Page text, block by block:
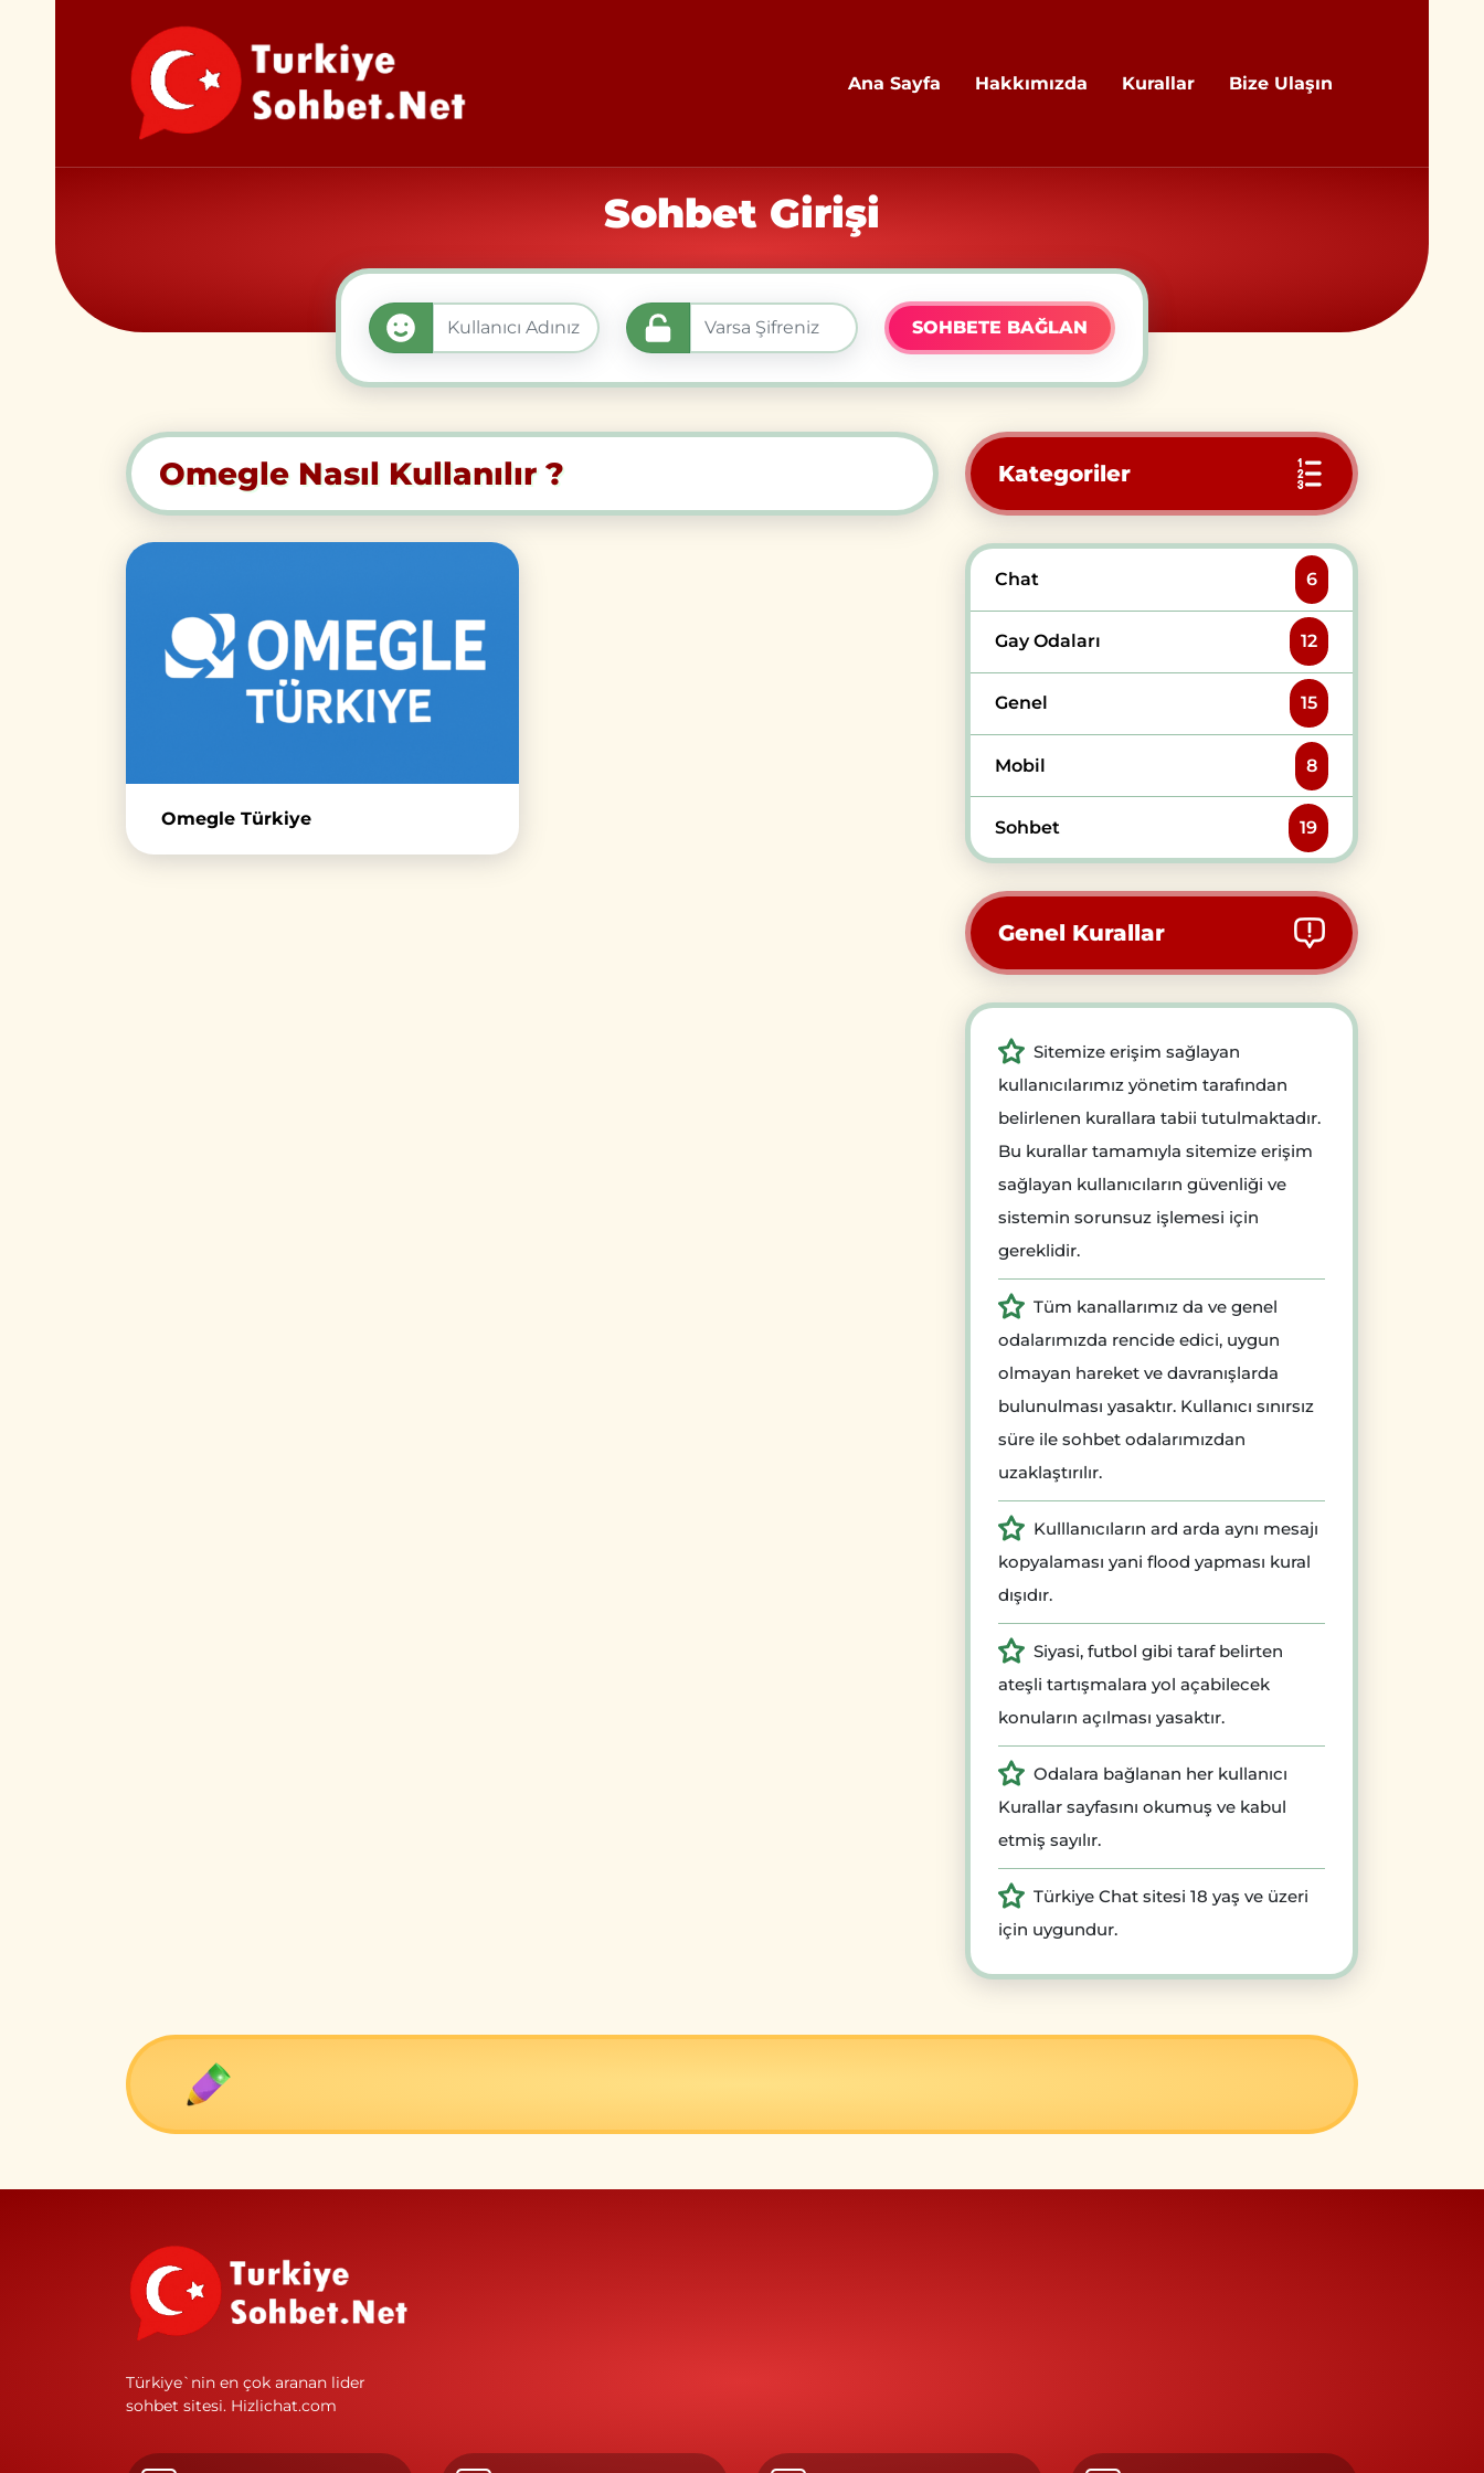
Ana Sayfa Hakkımızda Kurallar Bize Ulaşın
Sohbet Girişi
SOHBETE BAĞLAN
Omegle Nasıl Kullanılır ?
Omegle Türkiye
Kategoriler
Chat 6
Gay Odaları 12
Genel 15
Mobil 8
Sohbet 19
Genel Kurallar
Sitemize erişim sağlayan
kullanıcılarımız yönetim tarafından
belirlenen kurallara tabii tutulmaktadır.
Bu kurallar tamamıyla sitemize erişim
sağlayan kullanıcıların güvenliği ve
sistemin sorunsuz işlemesi için
gereklidir.
Tüm kanallarımız da ve genel
odalarımızda rencide edici, uygun
olmayan hareket ve davranışlarda
bulunulması yasaktır. Kullanıcı sınırsız
süre ile sohbet odalarımızdan
uzaklaştırılır.
Kulllanıcıların ard arda aynı mesajı
kopyalaması yani flood yapması kural
dışıdır.
Siyasi, futbol gibi taraf belirten
ateşli tartışmalara yol açabilecek
konuların açılması yasaktır.
Odalara bağlanan her kullanıcı
Kurallar sayfasını okumuş ve kabul
etmiş sayılır.
Türkiye Chat sitesi 18 yaş ve üzeri
için uygundur.
Türkiye`nin en çok aranan lider
sohbet sitesi. Hizlichat.com